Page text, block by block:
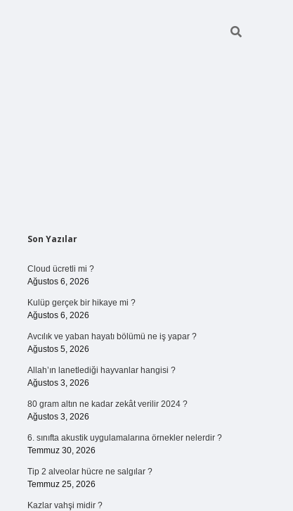
Sidebar
Son Yazılar
Cloud ücretli mi ?
Ağustos 6, 2026
Kulüp gerçek bir hikaye mi ?
Ağustos 6, 2026
Avcılık ve yaban hayatı bölümü ne iş yapar ?
Ağustos 5, 2026
Allah’ın lanetlediği hayvanlar hangisi ?
Ağustos 3, 2026
80 gram altın ne kadar zekât verilir 2024 ?
Ağustos 3, 2026
6. sınıfta akustik uygulamalarına örnekler nelerdir ?
Temmuz 30, 2026
Tip 2 alveolar hücre ne salgılar ?
Temmuz 25, 2026
Kazlar vahşi midir ?